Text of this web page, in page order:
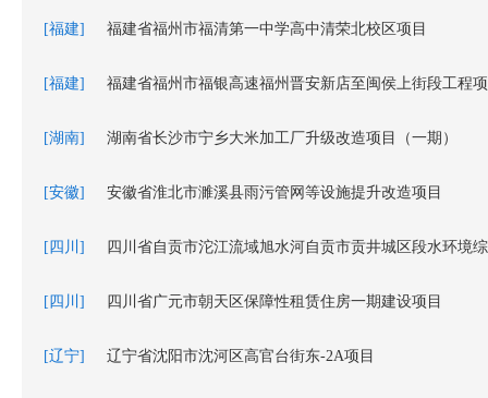
[福建] 福建省福州市福清第一中学高中清荣北校区项目
[福建] 福建省福州市福银高速福州晋安新店至闽侯上街段工程
[湖南] 湖南省长沙市宁乡大米加工厂升级改造项目（一期）
[安徽] 安徽省淮北市濉溪县雨污管网等设施提升改造项目
[四川] 四川省自贡市沱江流域旭水河自贡市贡井城区段水环境
[四川] 四川省广元市朝天区保障性租赁住房一期建设项目
[辽宁] 辽宁省沈阳市沈河区高官台街东-2A项目